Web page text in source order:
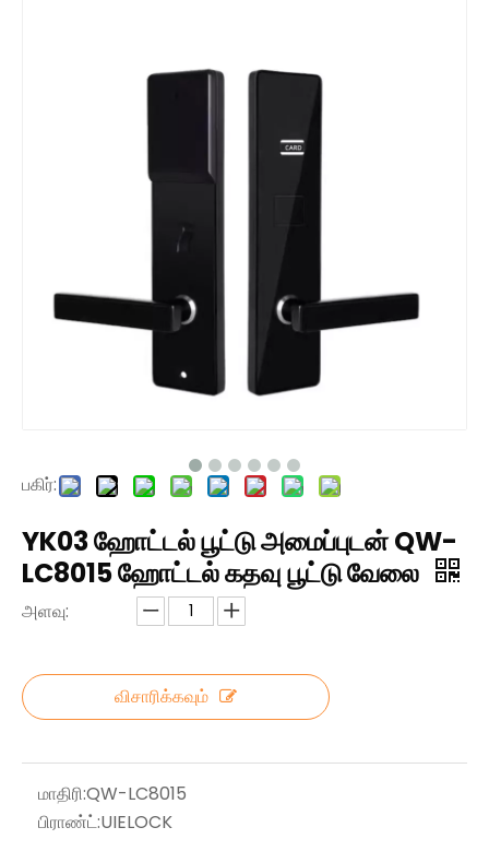
பகிர்:
YK03 ஹோட்டல் பூட்டு அமைப்புடன் QW-
LC8015 ஹோட்டல் கதவு பூட்டு வேலை
அளவு:
விசாரிக்கவும்
மாதிரி:QW-LC8015
பிராண்ட்:UIELOCK